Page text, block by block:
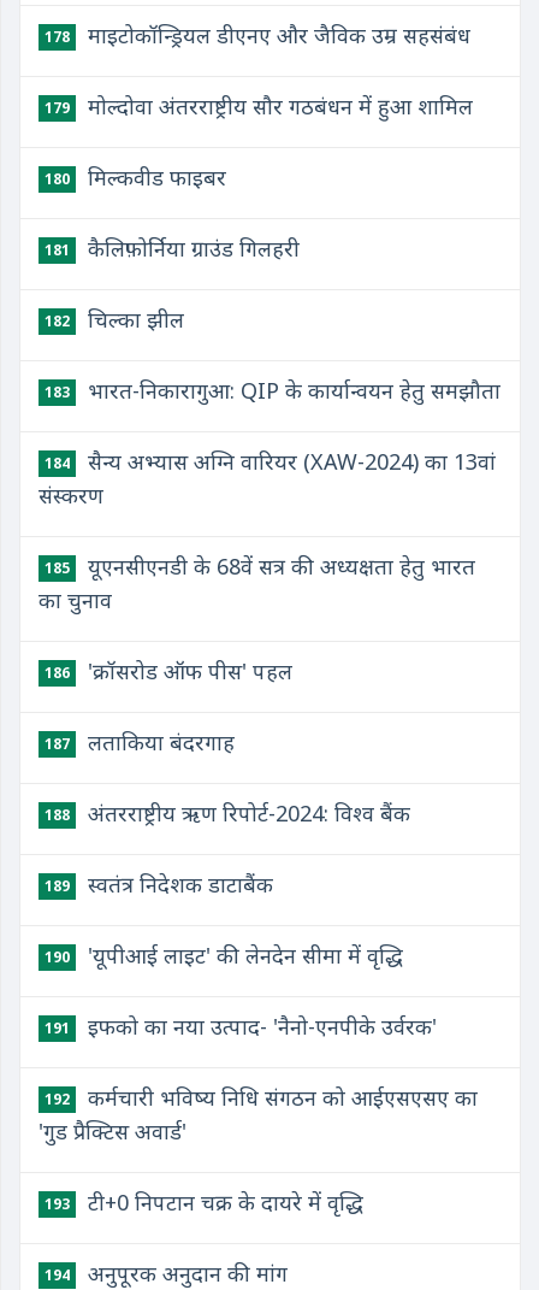
178 माइटोकॉन्ड्रियल डीएनए और जैविक उम्र सहसंबंध
179 मोल्दोवा अंतरराष्ट्रीय सौर गठबंधन में हुआ शामिल
180 मिल्कवीड फाइबर
181 कैलिफ़ोर्निया ग्राउंड गिलहरी
182 चिल्का झील
183 भारत-निकारागुआ: QIP के कार्यान्वयन हेतु समझौता
184
सैन्य अभ्यास अग्नि वारियर (XAW-2024) का 13वां
संस्करण
185
यूएनसीएनडी के 68वें सत्र की अध्यक्षता हेतु भारत
का चुनाव
186 'क्रॉसरोड ऑफ पीस' पहल
187 लताकिया बंदरगाह
188 अंतरराष्ट्रीय ऋण रिपोर्ट-2024: विश्व बैंक
189 स्वतंत्र निदेशक डाटाबैंक
190 'यूपीआई लाइट' की लेनदेन सीमा में वृद्धि
191 इफको का नया उत्पाद- 'नैनो-एनपीके उर्वरक'
192
कर्मचारी भविष्य निधि संगठन को आईएसएसए का
'गुड प्रैक्टिस अवार्ड'
193 टी+0 निपटान चक्र के दायरे में वृद्धि
194 अनुपूरक अनुदान की मांग